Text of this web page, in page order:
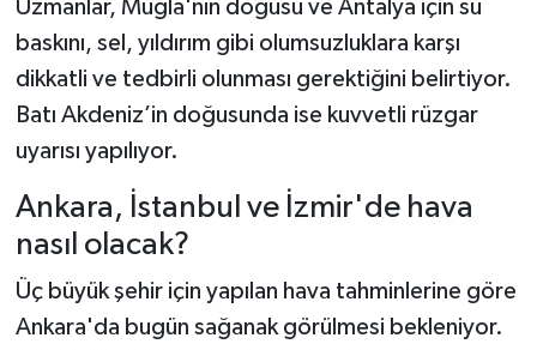
Uzmanlar, Muğla'nın doğusu ve Antalya için su
baskını, sel, yıldırım gibi olumsuzluklara karşı
dikkatli ve tedbirli olunması gerektiğini belirtiyor.
Batı Akdeniz’in doğusunda ise kuvvetli rüzgar
uyarısı yapılıyor.
Ankara, İstanbul ve İzmir'de hava
nasıl olacak?
Üç büyük şehir için yapılan hava tahminlerine göre
Ankara'da bugün sağanak görülmesi bekleniyor.